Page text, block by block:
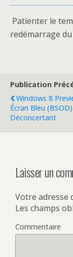
Patienter le
redémarrage
Publication
Windows 8
Écran Bleu
Déconcertant
Laisser un
Votre adresse
Les champs
Commentaire